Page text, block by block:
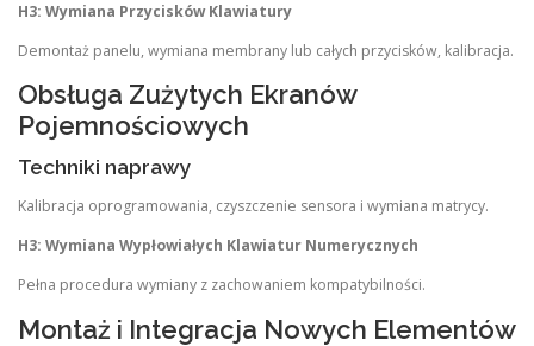
H3: Wymiana Przycisków Klawiatury
Demontaż panelu, wymiana membrany lub całych przycisków, kalibracja.
Obsługa Zużytych Ekranów
Pojemnościowych
Techniki naprawy
Kalibracja oprogramowania, czyszczenie sensora i wymiana matrycy.
H3: Wymiana Wypłowiałych Klawiatur Numerycznych
Pełna procedura wymiany z zachowaniem kompatybilności.
Montaż i Integracja Nowych Elementów